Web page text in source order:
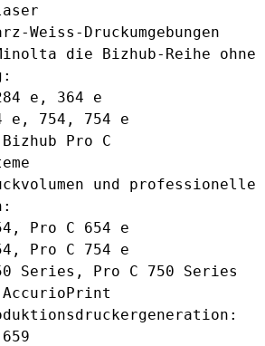
Weiss-Druckumgebungen
die Bizhub-Reihe ohne
e, 364 e
e, 754, 754 e
Pro C
und professionelle
Pro C 654 e
Pro C 754 e
Series, Pro C 750 Series